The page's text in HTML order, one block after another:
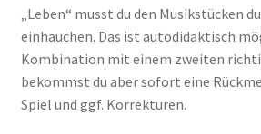
„Leben“ musst du den Musikstücken
einhauchen. Das ist autodidaktisch
Kombination mit einem zweiten
bekommst du aber sofort eine
Spiel und ggf. Korrekturen.